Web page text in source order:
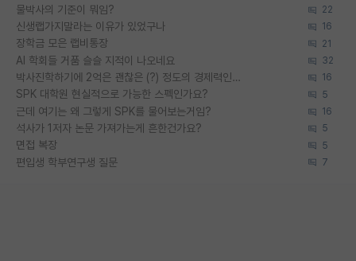
물박사의 기준이 뭐임? 22
신생랩가지말라는 이유가 있었구나 16
장학금 모은 랩비통장 21
AI 학회들 거품 슬슬 지적이 나오네요 32
박사진학하기에 2억은 괜찮은 (?) 정도의 경제력인가요 16
SPK 대학원 현실적으로 가능한 스펙인가요? 5
근데 여기는 왜 그렇게 SPK를 물어보는거임? 16
석사가 1저자 논문 가져가는게 흔한건가요? 5
면접 복장 5
편입생 학부연구생 질문 7